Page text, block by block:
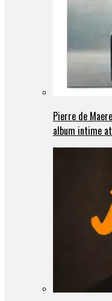
Pierre de
album intime